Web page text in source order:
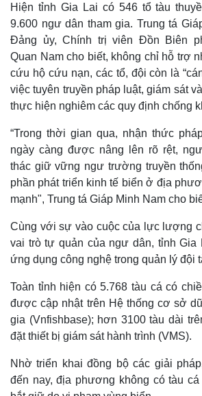
Hiện tỉnh Gia Lai có 546 tổ tàu
9.600 ngư dân tham gia. Trung tá
Đảng ủy, Chính trị viên Đồn Biên
Quan Nam cho biết, không chỉ hỗ trợ
cứu hộ cứu nạn, các tổ, đội còn là
việc tuyên truyền pháp luật, giám sát
thực hiện nghiêm các quy định chống
“Trong thời gian qua, nhận thức
ngày càng được nâng lên rõ rệt,
thác giữ vững ngư trường truyền
phần phát triển kinh tế biển ở địa
mạnh", Trung tá Giáp Minh Nam cho
Cùng với sự vào cuộc của lực lượng
vai trò tự quản của ngư dân, tỉnh Gia
ứng dụng công nghệ trong quản lý đội
Toàn tỉnh hiện có 5.768 tàu cá có
được cập nhật trên Hệ thống cơ sở
gia (Vnfishbase); hơn 3100 tàu dài
đặt thiết bị giám sát hành trình (VMS).
Nhờ triển khai đồng bộ các giải
đến nay, địa phương không có tàu